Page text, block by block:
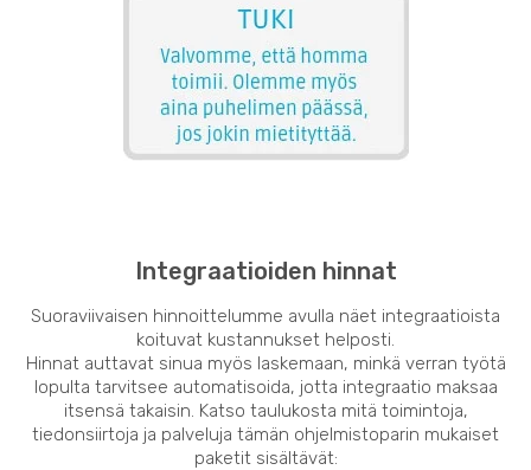
Integraatioiden hinnat
Suoraviivaisen hinnoittelumme avulla näet integraatioista
koituvat kustannukset helposti.
Hinnat auttavat sinua myös laskemaan, minkä verran työtä
lopulta tarvitsee automatisoida, jotta integraatio maksaa
itsensä takaisin. Katso taulukosta mitä toimintoja,
tiedonsiirtoja ja palveluja tämän ohjelmistoparin mukaiset
paketit sisältävät: